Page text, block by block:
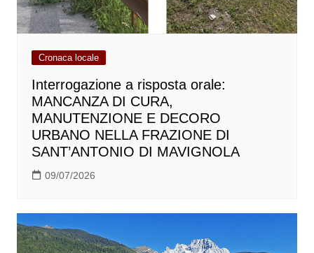
Cronaca locale
Interrogazione a risposta orale:
MANCANZA DI CURA,
MANUTENZIONE E DECORO
URBANO NELLA FRAZIONE DI
SANT’ANTONIO DI MAVIGNOLA
09/07/2026